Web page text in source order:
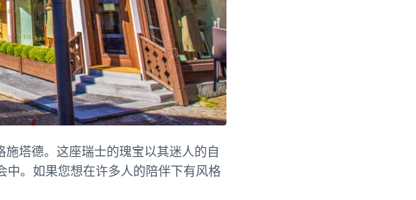
塔德。这座瑞士的瑰宝以其迷人的自
。如果您想在许多人的陪伴下有风格